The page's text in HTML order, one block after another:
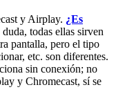
y Airplay. ¿Es
duda, todas ellas sirven
pantalla, pero el tipo
etc. son diferentes.
sin conexión; no
y Chromecast, sí se